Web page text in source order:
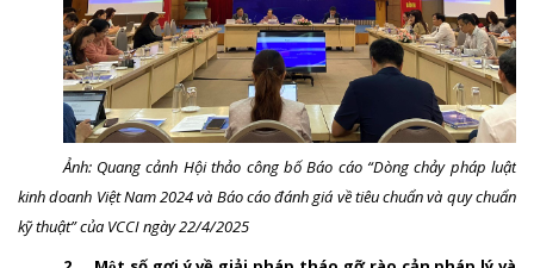
Ảnh: Quang cảnh Hội thảo công bố Báo cáo “Dòng chảy pháp luật
kinh doanh Việt Nam 2024 và Báo cáo đánh giá về tiêu chuẩn và quy chuẩn
kỹ thuật” của VCCI ngày 22/4/2025